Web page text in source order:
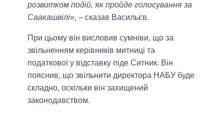
розвитком подій, як пройде голосування за
Саакашвілі», – сказав Васильєв.
При цьому він висловив сумніви, що за
звільненням керівників митниці та
податкової у відставку піде Ситник. Він
пояснив, що звільнити директора НАБУ буде
складно, оскільки він захищений
законодавством.